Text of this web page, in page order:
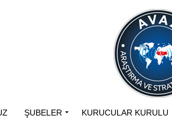
ŞUBELER KURUCULAR KURULU